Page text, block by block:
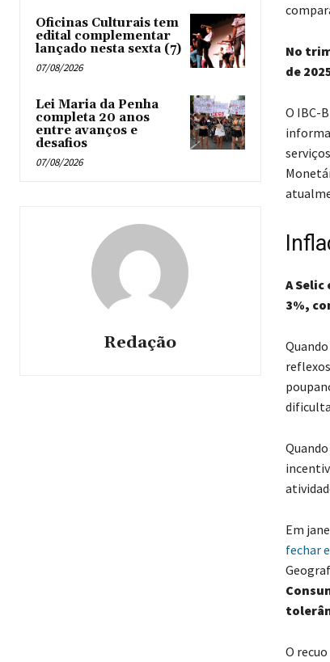
Oficinas Culturais tem
edital complementar
lançado nesta sexta (7)
07/08/2026
Lei Maria da Penha
completa 20 anos
entre avanços e
desafios
07/08/2026
Redação
No
de
O IBC-
A
3%,
Em
fechar
O